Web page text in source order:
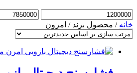
حداقل
قیمت
حداكثر
خانه / محصول برند / امرون